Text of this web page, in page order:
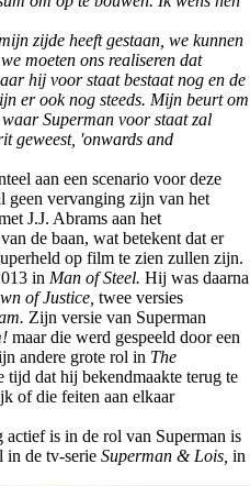
zijde heeft gestaan, we kunnen
moeten ons realiseren dat
hij voor staat bestaat nog en de
er ook nog steeds. Mijn beurt om
Superman voor staat zal
geweest, 'onwards and
aan een scenario voor deze
geen vervanging zijn van het
J.J. Abrams aan het
de baan, wat betekent dat er
op film te zien zullen zijn.
in Man of Steel. Hij was daarna
of Justice, twee versies
Zijn versie van Superman
maar die werd gespeeld door een
andere grote rol in The
tijd dat hij bekendmaakte terug te
of die feiten aan elkaar
actief is in de rol van Superman is
in de tv-serie Superman & Lois, in